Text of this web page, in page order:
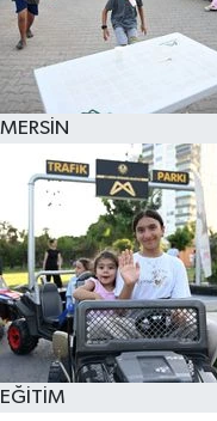
MERSİN
EĞİTİM